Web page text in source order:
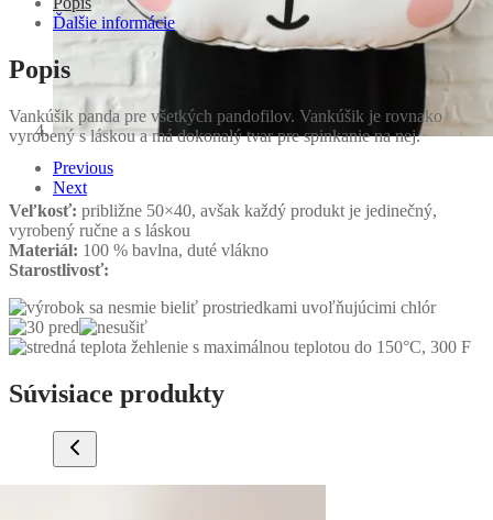
Previous
Next
Ďalšie informácie
Popis
Vankúšik panda pre všetkých pandofilov. Vankúšik je rovnako
vyrobený s láskou a má dokonalý tvar pre spinkanie na nej.
Veľkosť: približne 50×40, avšak každý produkt je jedinečný,
vyrobený ručne a s láskou
Materiál: 100 % bavlna, duté vlákno
Starostlivosť:
Súvisiace produkty